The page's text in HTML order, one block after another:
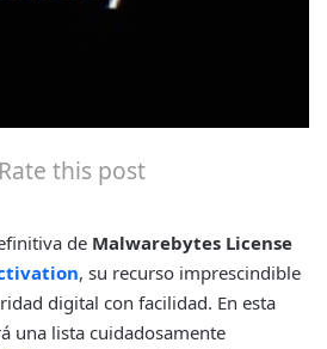
Rate this post
de Malwarebytes License
, su recurso imprescindible
digital con facilidad. En esta
una lista cuidadosamente